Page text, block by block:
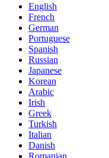
English
French
German
Portuguese
Spanish
Russian
Japanese
Korean
Arabic
Irish
Greek
Turkish
Italian
Danish
Romanian